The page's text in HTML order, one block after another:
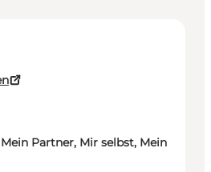
Partner, Mir selbst, Mein